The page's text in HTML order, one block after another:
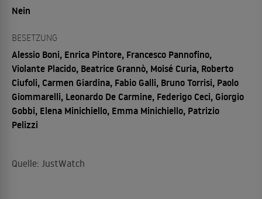
Nein
BESETZUNG
Alessio Boni, Enrica Pintore, Francesco Pannofino,
Violante Placido, Beatrice Grannò, Moisé Curia, Roberto
Ciufoli, Carmen Giardina, Fabio Galli, Bruno Torrisi, Paolo
Giommarelli, Leonardo De Carmine, Federigo Ceci, Giorgio
Gobbi, Elena Minichiello, Emma Minichiello, Patrizio
Pelizzi
Quelle: JustWatch